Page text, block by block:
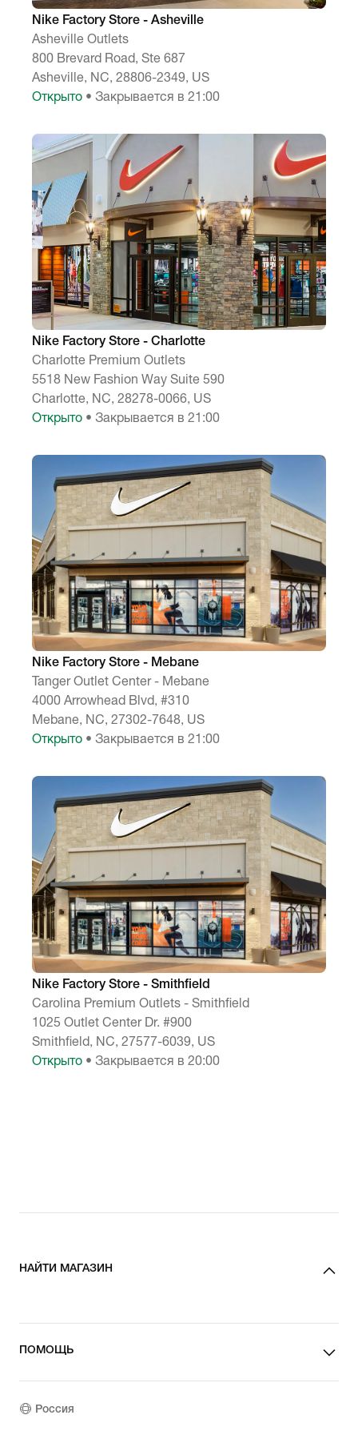
Nike Factory Store - Asheville
Asheville Outlets
800 Brevard Road, Ste 687
Asheville, NC, 28806-2349, US
Открыто • Закрывается в 21:00
Nike Factory Store - Charlotte
Charlotte Premium Outlets
5518 New Fashion Way Suite 590
Charlotte, NC, 28278-0066, US
Открыто • Закрывается в 21:00
Nike Factory Store - Mebane
Tanger Outlet Center - Mebane
4000 Arrowhead Blvd, #310
Mebane, NC, 27302-7648, US
Открыто • Закрывается в 21:00
Nike Factory Store - Smithfield
Carolina Premium Outlets - Smithfield
1025 Outlet Center Dr. #900
Smithfield, NC, 27577-6039, US
Открыто • Закрывается в 20:00
НАЙТИ МАГАЗИН
ПОМОЩЬ
Россия